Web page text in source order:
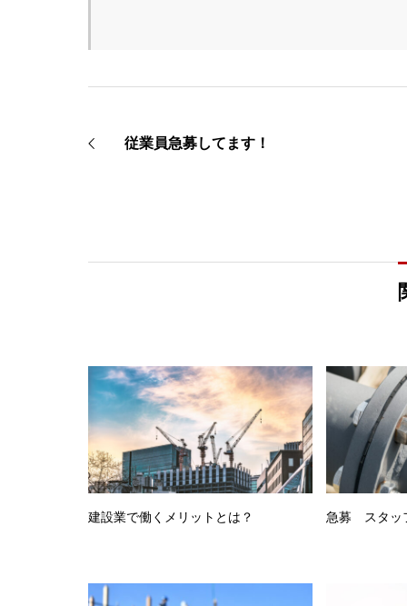
従業員急募してます！
建設業で働くメリットとは？ 急募 スタッ